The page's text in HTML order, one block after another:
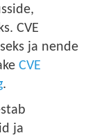
CVE
ja nende
CVE
.
ja